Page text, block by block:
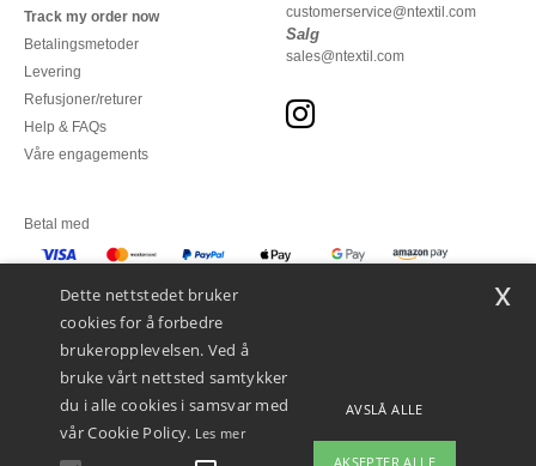
Track my order now
Betalingsmetoder
Levering
Refusjoner/returer
Help & FAQs
Våre engagements
customerservice@ntextil.com
Salg
sales@ntextil.com
Betal med
Dette nettstedet bruker
cookies for å forbedre
brukeropplevelsen. Ved å
bruke vårt nettsted samtykker
du i alle cookies i samsvar med
vår Cookie Policy. Les mer
AVSLÅ ALLE
AKSEPTER ALLE
x